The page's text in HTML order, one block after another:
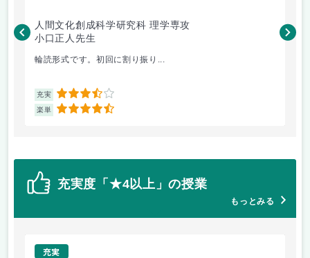
人間文化創成科学研究科 理学専攻
小口正人先生
輪読形式です。初回に割り振り...
充実 3.5
楽単 4.5
森
充実度「★4以上」の授業
もっとみる
充実